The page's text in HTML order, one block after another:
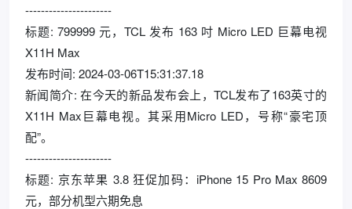
----------------------
标题: 799999 元，TCL 发布 163 吋 Micro LED 巨幕电视
X11H Max
发布时间: 2024-03-06T15:31:37.18
新闻简介: 在今天的新品发布会上，TCL发布了163英寸的
X11H Max巨幕电视。其采用Micro LED，号称“豪宅顶
配”。
----------------------
标题: 京东苹果 3.8 狂促加码：iPhone 15 Pro Max 8609
元，部分机型六期免息